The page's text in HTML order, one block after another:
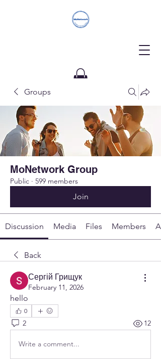
Donate
Groups
MoNetwork Group
Public · 599 members
Join
Discussion Media Files Members
Back
Сергій Грищук
February 11, 2026
hello
0
2 12
Write a comment...